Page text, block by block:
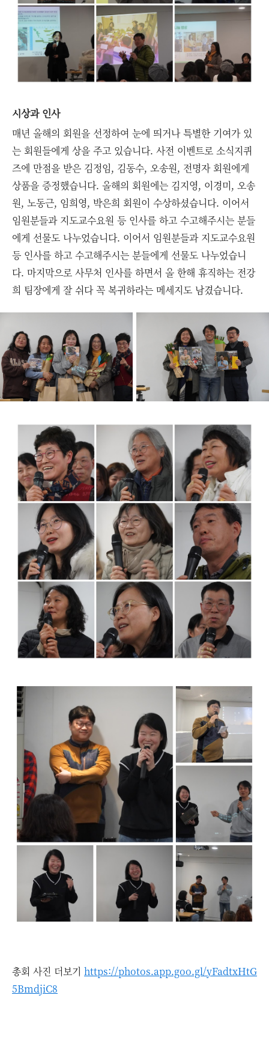
시상과 인사
매년 올해의 회원을 선정하여 눈에 띄거나 특별한 기여가 있
는 회원들에게 상을 주고 있습니다. 사전 이벤트로 소식지퀴
즈에 만점을 받은 김정임, 김동수, 오송원, 전명자 회원에게
상품을 증정했습니다. 올해의 회원에는 김지영, 이경미, 오송
원, 노동근, 임희영, 박은희 회원이 수상하셨습니다. 이어서
임원분들과 지도교수요원 등 인사를 하고 수고해주시는 분들
에게 선물도 나누었습니다. 이어서 임원분들과 지도교수요원
등 인사를 하고 수고해주시는 분들에게 선물도 나누었습니
다. 마지막으로 사무처 인사를 하면서 올 한해 휴직하는 전강
희 팀장에게 잘 쉬다 꼭 복귀하라는 메세지도 남겼습니다.
총회 사진 더보기 https://photos.app.goo.gl/yFadtxHtG
5BmdjiC8